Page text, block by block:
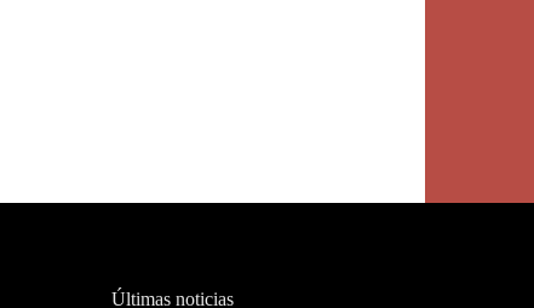
Últimas noticias